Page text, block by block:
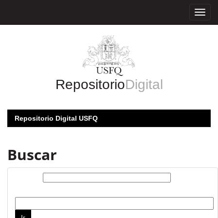
RepositorioDigital
Repositorio Digital USFQ
Buscar